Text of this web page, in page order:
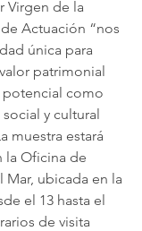
Virgen de la
Actuación “nos
única para
patrimonial
como
y cultural
muestra estará
la Oficina de
Mar, ubicada en la
el 13 hasta el
de visita